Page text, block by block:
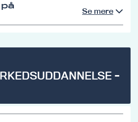
Se mere
-